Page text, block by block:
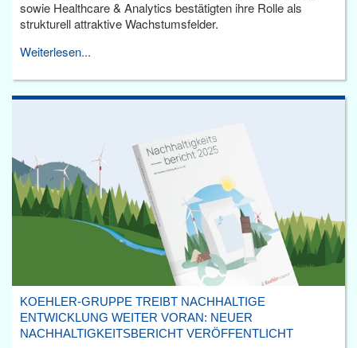
sowie Healthcare & Analytics bestätigten ihre Rolle als
strukturell attraktive Wachstumsfelder.
Weiterlesen...
KOEHLER-GRUPPE TREIBT NACHHALTIGE
ENTWICKLUNG WEITER VORAN: NEUER
NACHHALTIGKEITSBERICHT VERÖFFENTLICHT